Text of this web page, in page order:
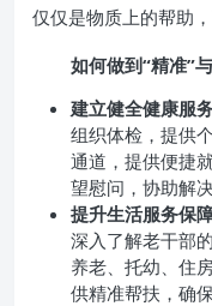
仅仅是物质上的帮助
如何做到“精准”
建立健全健康服
组织体检，提供
通道，提供便捷
望慰问，协助解
提升生活服务保
深入了解老干部
养老、托幼、住
供精准帮扶，确